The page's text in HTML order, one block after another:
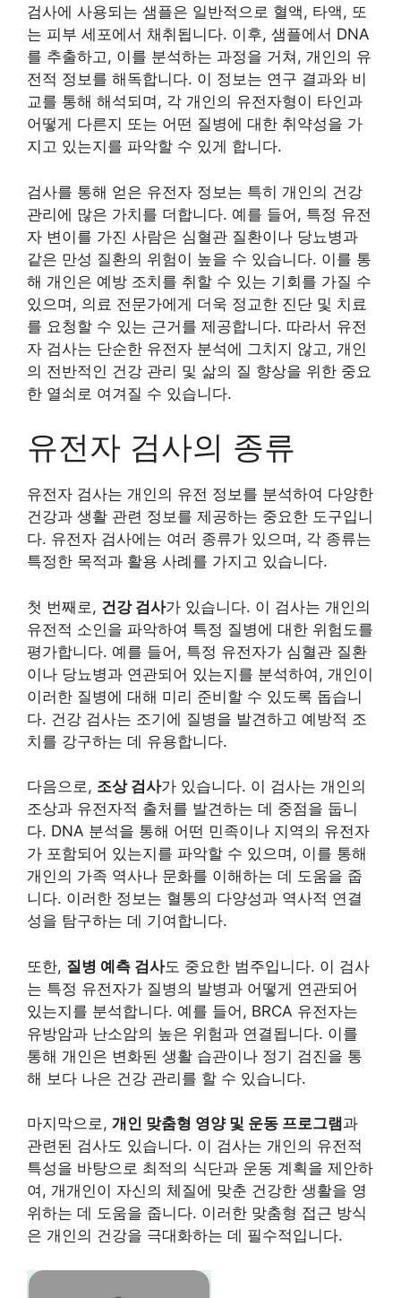
검사에 사용되는 샘플은 일반적으로 혈액, 타액, 또
는 피부 세포에서 채취됩니다. 이후, 샘플에서 DNA
를 추출하고, 이를 분석하는 과정을 거쳐, 개인의 유
전적 정보를 해독합니다. 이 정보는 연구 결과와 비
교를 통해 해석되며, 각 개인의 유전자형이 타인과
어떻게 다른지 또는 어떤 질병에 대한 취약성을 가
지고 있는지를 파악할 수 있게 합니다.
검사를 통해 얻은 유전자 정보는 특히 개인의 건강
관리에 많은 가치를 더합니다. 예를 들어, 특정 유전
자 변이를 가진 사람은 심혈관 질환이나 당뇨병과
같은 만성 질환의 위험이 높을 수 있습니다. 이를 통
해 개인은 예방 조치를 취할 수 있는 기회를 가질 수
있으며, 의료 전문가에게 더욱 정교한 진단 및 치료
를 요청할 수 있는 근거를 제공합니다. 따라서 유전
자 검사는 단순한 유전자 분석에 그치지 않고, 개인
의 전반적인 건강 관리 및 삶의 질 향상을 위한 중요
한 열쇠로 여겨질 수 있습니다.
유전자 검사의 종류
유전자 검사는 개인의 유전 정보를 분석하여 다양한
건강과 생활 관련 정보를 제공하는 중요한 도구입니
다. 유전자 검사에는 여러 종류가 있으며, 각 종류는
특정한 목적과 활용 사례를 가지고 있습니다.
첫 번째로, 건강 검사가 있습니다. 이 검사는 개인의
유전적 소인을 파악하여 특정 질병에 대한 위험도를
평가합니다. 예를 들어, 특정 유전자가 심혈관 질환
이나 당뇨병과 연관되어 있는지를 분석하여, 개인이
이러한 질병에 대해 미리 준비할 수 있도록 돕습니
다. 건강 검사는 조기에 질병을 발견하고 예방적 조
치를 강구하는 데 유용합니다.
다음으로, 조상 검사가 있습니다. 이 검사는 개인의
조상과 유전자적 출처를 발견하는 데 중점을 둡니
다. DNA 분석을 통해 어떤 민족이나 지역의 유전자
가 포함되어 있는지를 파악할 수 있으며, 이를 통해
개인의 가족 역사나 문화를 이해하는 데 도움을 줍
니다. 이러한 정보는 혈통의 다양성과 역사적 연결
성을 탐구하는 데 기여합니다.
또한, 질병 예측 검사도 중요한 범주입니다. 이 검사
는 특정 유전자가 질병의 발병과 어떻게 연관되어
있는지를 분석합니다. 예를 들어, BRCA 유전자는
유방암과 난소암의 높은 위험과 연결됩니다. 이를
통해 개인은 변화된 생활 습관이나 정기 검진을 통
해 보다 나은 건강 관리를 할 수 있습니다.
마지막으로, 개인 맞춤형 영양 및 운동 프로그램과
관련된 검사도 있습니다. 이 검사는 개인의 유전적
특성을 바탕으로 최적의 식단과 운동 계획을 제안하
여, 개개인이 자신의 체질에 맞춘 건강한 생활을 영
위하는 데 도움을 줍니다. 이러한 맞춤형 접근 방식
은 개인의 건강을 극대화하는 데 필수적입니다.